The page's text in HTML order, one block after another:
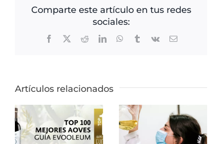
Comparte este artículo en tus redes
sociales:
Facebook
X RedditLinkedInWhatsApp
TumblrVk
Correo
Artículos relacionados